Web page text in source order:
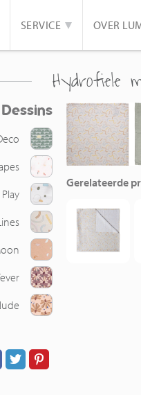
SERVICE OVER
Hydrofiele
Dessins
Gerelateerde